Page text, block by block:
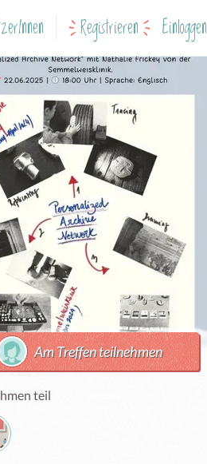
Registrieren Einloggen
Am Treffen teilnehmen
teil